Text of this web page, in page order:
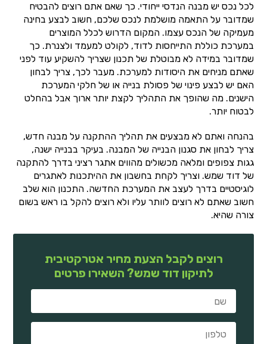
לכל נכס יש מבנה הנדסי ייחודי. כך שאם אתם רוצים להבטיח
שמדובר על התאמה מושלמת לנכס שלכם, חשוב לבצע בחינה
מעמיקה של הנכס עצמו. המקום הדרוש לכלל המוצרים
במערכת כוללת התייחסות לדוד, לקולט למעמד ולצנרת. כך
שמדובר במידה לא מבוטלת של תכנון שצריך להשקיע עוד לפני
שאתם מניחים את היסודות למערכת. מעבר לכך, צריך לבחון
האם יש לבצע פינוי של פסולת בנייה או של חלקי המערכת
הישנים. מה שהופך את התהליך לקצת יותר ארוך אבל בהחלט
לבטוח יותר.
בהנחה ואתם לא מבצעים את תהליך ההתקנה על מבנה חדש,
צריך לבחון את סגנון הבנייה של המבנה. בעיקר בבנייה ישנה,
גגות צפופים ומלאה מכשולים מהווים אתגר רציני בדרך להתקנה
של דוד שמש. וצריך לקחת בחשבון את ההיתכנות לאתגרים
לוגיסטיים בדרך לעצב את המערכת החדשה. התכנון הוא שלב
חשוב שאתם לא רוצים לוותר עליו ולא רוצים להקל בו ראש בשום
צורה שהיא.
רוצים לקבל הצעת מחיר אטרקטיבית
לתיקון דוד שמש? השאירו פרטים